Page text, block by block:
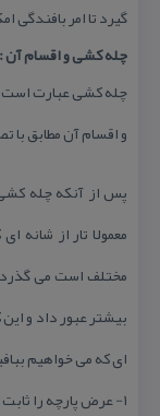
گیرد تا امر بافندگی
چله كشی و اقسام آن :
چله كشی عبارت است
و اقسام آن مطابق با
پس از آنكه چله كشی
معمولا تار از شانه
بیشتر عبور داد و
ای كه می خواهیم
۱- عرض پارچه را ثابت نگه می دارد